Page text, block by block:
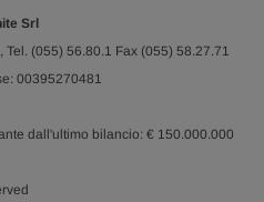
Srl
(055) 56.80.1 Fax (055) 58.27.71
00395270481
dall'ultimo bilancio: € 150.000.000